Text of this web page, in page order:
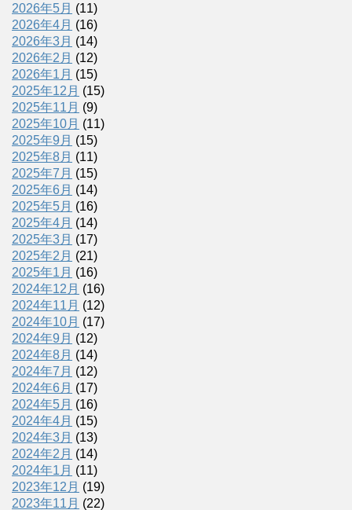
2026年5月 (11)
2026年4月 (16)
2026年3月 (14)
2026年2月 (12)
2026年1月 (15)
2025年12月 (15)
2025年11月 (9)
2025年10月 (11)
2025年9月 (15)
2025年8月 (11)
2025年7月 (15)
2025年6月 (14)
2025年5月 (16)
2025年4月 (14)
2025年3月 (17)
2025年2月 (21)
2025年1月 (16)
2024年12月 (16)
2024年11月 (12)
2024年10月 (17)
2024年9月 (12)
2024年8月 (14)
2024年7月 (12)
2024年6月 (17)
2024年5月 (16)
2024年4月 (15)
2024年3月 (13)
2024年2月 (14)
2024年1月 (11)
2023年12月 (19)
2023年11月 (22)